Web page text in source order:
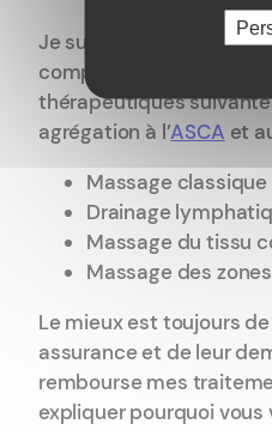
Je suis reconnu par
complémentaires pour
thérapeutiques
agrégation à l’ASCA et
Massage classique
Drainage
Massage du tissu
Massage des
Le mieux est toujours
assurance et de leur
rembourse mes
expliquer pourquoi vous